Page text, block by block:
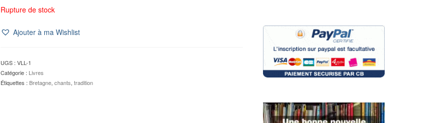
Rupture de stock
Ajouter à ma Wishlist
UGS : VLL-1
Catégorie : Livres
Étiquettes : Bretagne, chants, tradition